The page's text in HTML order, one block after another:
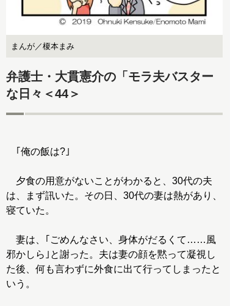
まんが／榎本まみ
弁護士・大貫憲介の「モラ夫バスター
な日々＜44＞
｢俺の飯は?｣
夕食の用意がないことがわかると、30代の夫
は、まず訊いた。その日、30代の妻は熱があり、
寝ていた。
妻は、｢ごめんなさい、身体がだるくて……風
邪かしら｣と謝った。夫は妻の顔を黙って凝視し
た後、何も言わずに外食に出て行ってしまったと
いう。